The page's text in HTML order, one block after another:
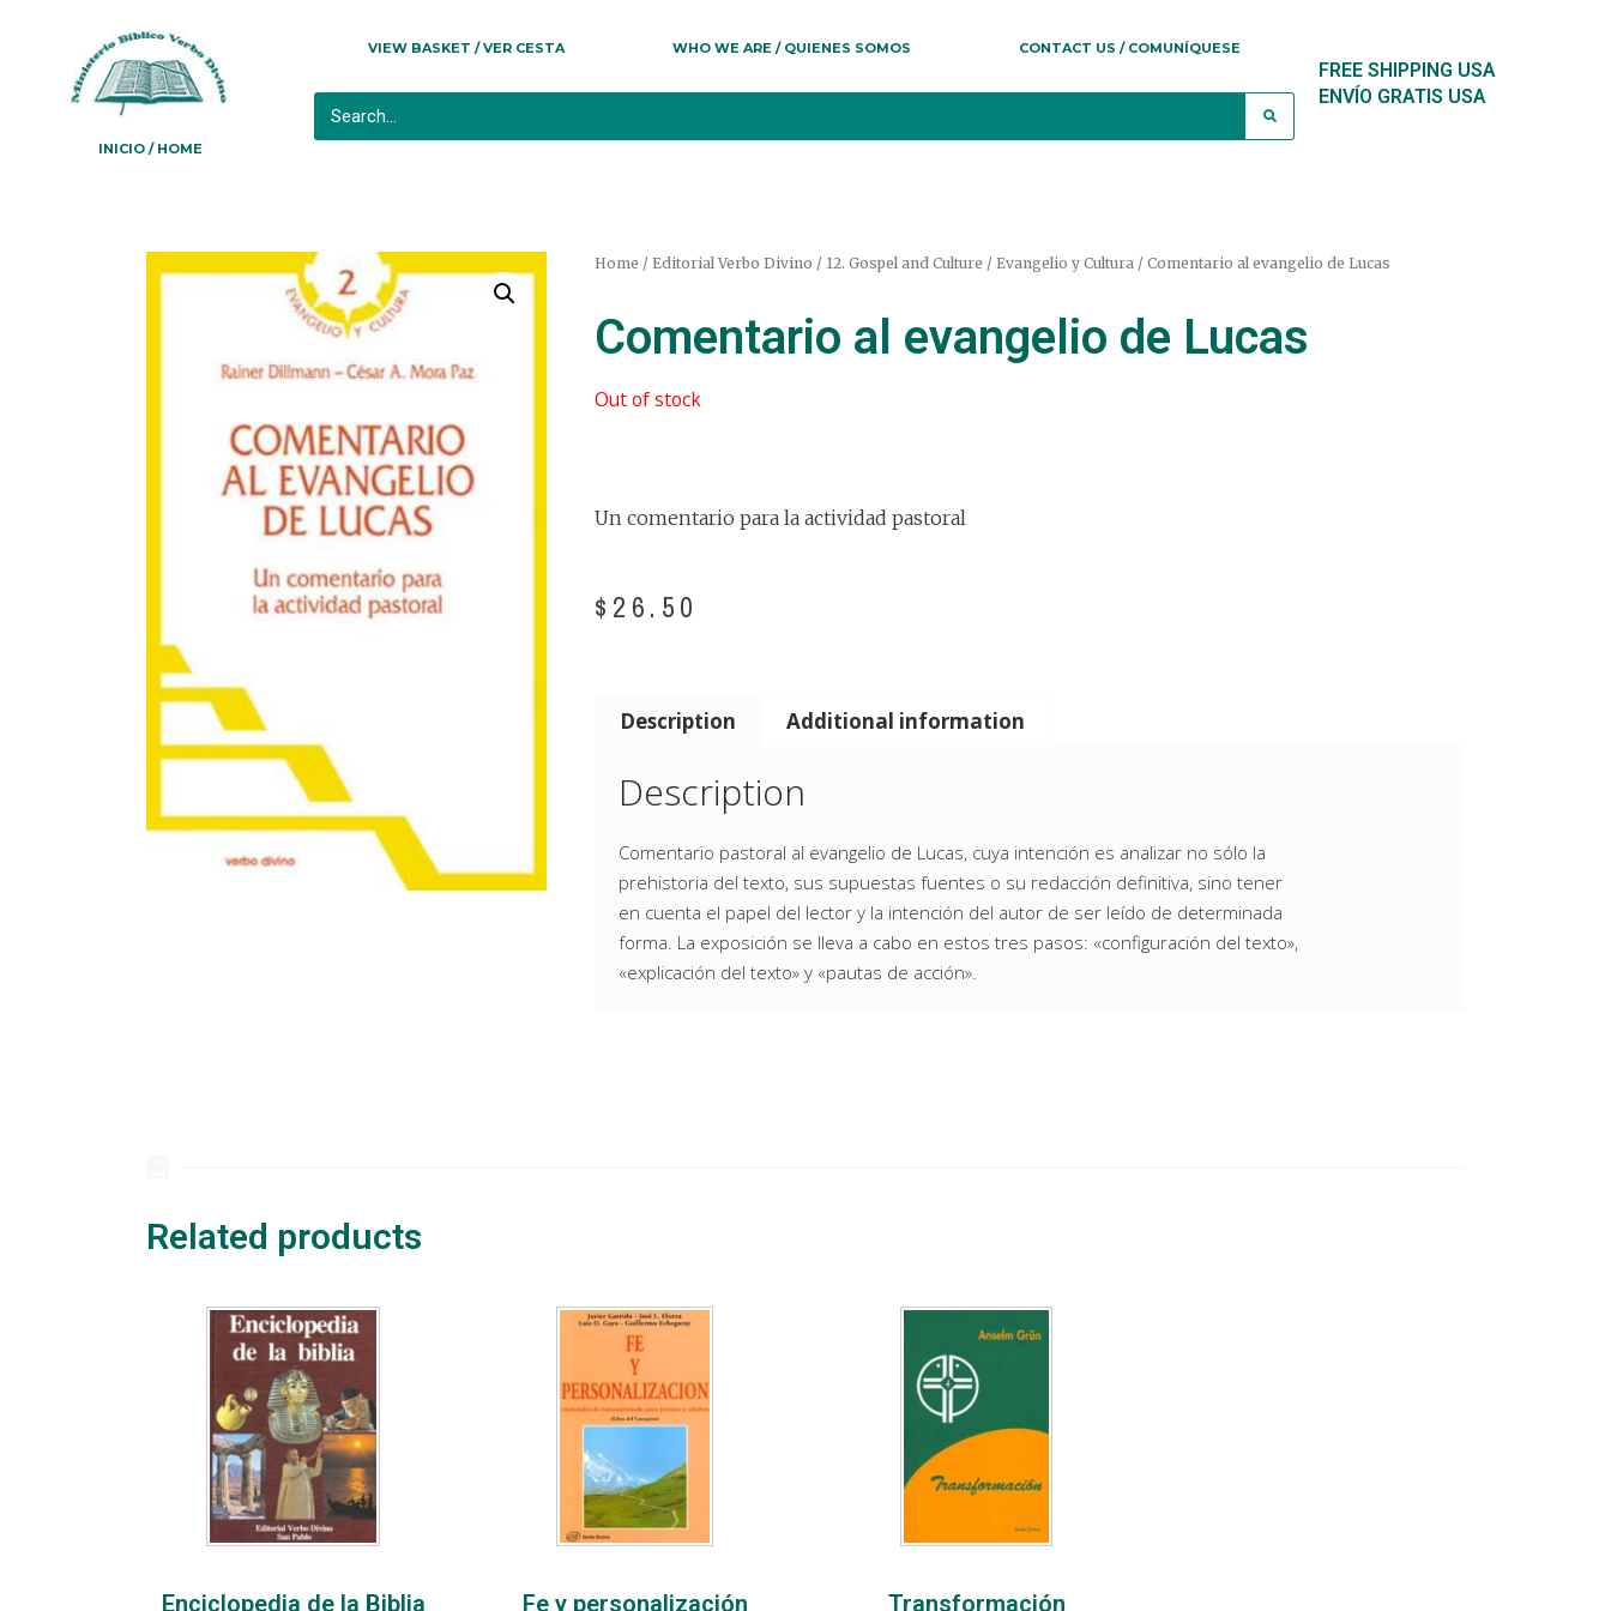
INICIO / HOME
VIEW BASKET / VER CESTA WHO WE ARE / QUIENES SOMOS CONTACT US / COMUNÍQUESE
FREE SHIPPING USA
ENVÍO GRATIS USA
Home / Editorial Verbo Divino / 12. Gospel and Culture / Evangelio y Cultura/ Comentario al evangelio de Lucas
Comentario al evangelio de Lucas
Out of stock
Un comentario para la actividad pastoral
$ 26.50
Description Additional information
Description
Comentario pastoral al evangelio de Lucas, cuya intención es analizar no sólo la
prehistoria del texto, sus supuestas fuentes o su redacción definitiva, sino tener
en cuenta el papel del lector y la intención del autor de ser leído de determinada
forma. La exposición se lleva a cabo en estos tres pasos: «configuración del texto»,
«explicación del texto» y «pautas de acción».
Related products
Enciclopedia de la Biblia Fe y personalización Transformación